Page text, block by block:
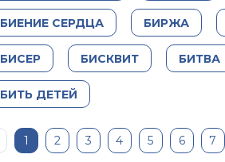
БИЕНИЕ СЕРДЦА БИРЖА
БИСЕР БИСКВИТ БИТВА
БИТЬ ДЕТЕЙ
1 2 3 4 5 6 7